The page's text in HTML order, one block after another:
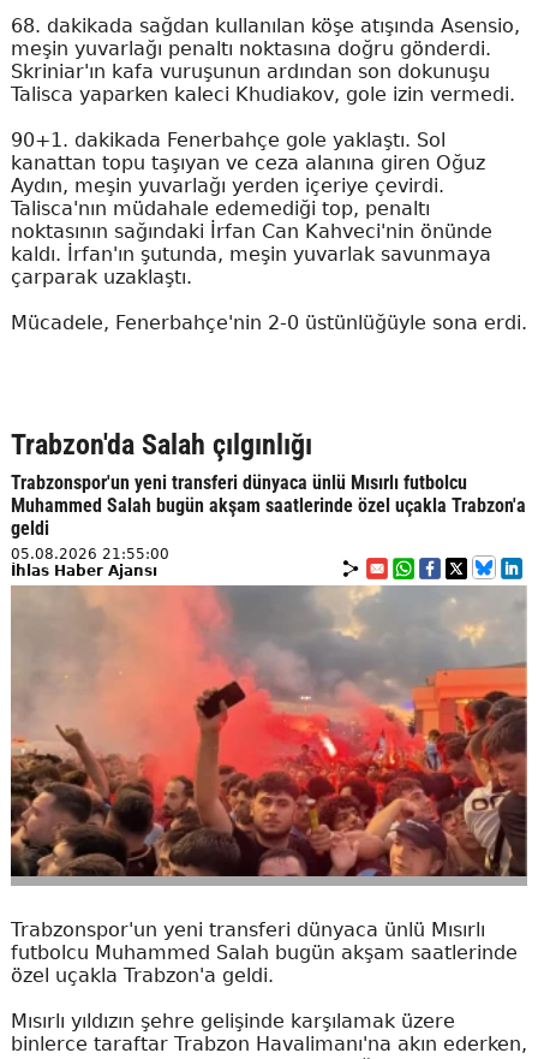
68. dakikada sağdan kullanılan köşe atışında Asensio,
meşin yuvarlağı penaltı noktasına doğru gönderdi.
Skriniar'ın kafa vuruşunun ardından son dokunuşu
Talisca yaparken kaleci Khudiakov, gole izin vermedi.
90+1. dakikada Fenerbahçe gole yaklaştı. Sol
kanattan topu taşıyan ve ceza alanına giren Oğuz
Aydın, meşin yuvarlağı yerden içeriye çevirdi.
Talisca'nın müdahale edemediği top, penaltı
noktasının sağındaki İrfan Can Kahveci'nin önünde
kaldı. İrfan'ın şutunda, meşin yuvarlak savunmaya
çarparak uzaklaştı.
Mücadele, Fenerbahçe'nin 2-0 üstünlüğüyle sona erdi.
Trabzon'da Salah çılgınlığı
Trabzonspor'un yeni transferi dünyaca ünlü Mısırlı futbolcu
Muhammed Salah bugün akşam saatlerinde özel uçakla Trabzon'a
geldi
05.08.2026 21:55:00
İhlas Haber Ajansı
Trabzonspor'un yeni transferi dünyaca ünlü Mısırlı
futbolcu Muhammed Salah bugün akşam saatlerinde
özel uçakla Trabzon'a geldi.
Mısırlı yıldızın şehre gelişinde karşılamak üzere
binlerce taraftar Trabzon Havalimanı'na akın ederken,